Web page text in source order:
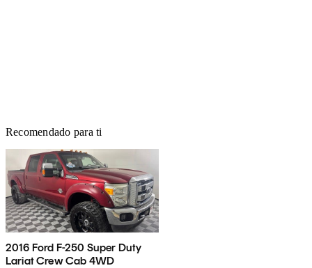
Recomendado para ti
2016 Ford F-250 Super Duty
Lariat Crew Cab 4WD